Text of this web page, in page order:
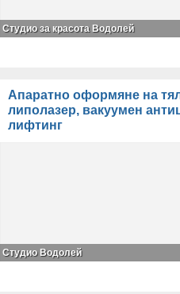
Студио за красота Водолей
Апаратно оформяне на
липолазер, вакуумен
лифтинг
Студио Водолей